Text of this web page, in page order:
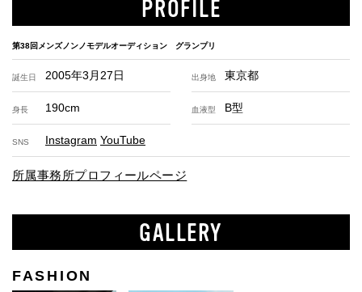
PROFILE
第38回メンズノンノモデルオーディション グランプリ
誕生日 2005年3月27日 出身地 東京都
身長 190cm 血液型 B型
SNS Instagram YouTube
所属事務所プロフィールページ
GALLERY
FASHION